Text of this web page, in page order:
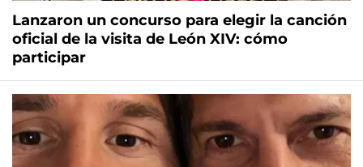
Lanzaron un concurso para elegir la canción
oficial de la visita de León XIV: cómo
participar